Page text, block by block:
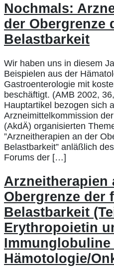
Nochmals:
der Obergrenze
Belastbarkeit
Wir haben uns in diesem
Beispielen aus der
Gastroenterologie mit
beschäftigt. (AMB 2002,
Hauptartikel bezogen sich
Arzneimittelkommission
(AkdÄ) organisierten
”Arzneitherapien an der
Belastbarkeit” anläßlich
Forums der […]
Arzneitherapien
Obergrenze der
Belastbarkeit
Erythropoietin
Immunglobuline
Hämotologie/